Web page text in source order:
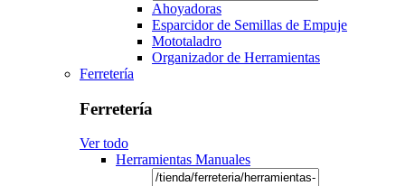
Ahoyadoras
Esparcidor de Semillas de Empuje
Mototaladro
Organizador de Herramientas
Ferretería
Ferretería
Ver todo
Herramientas Manuales